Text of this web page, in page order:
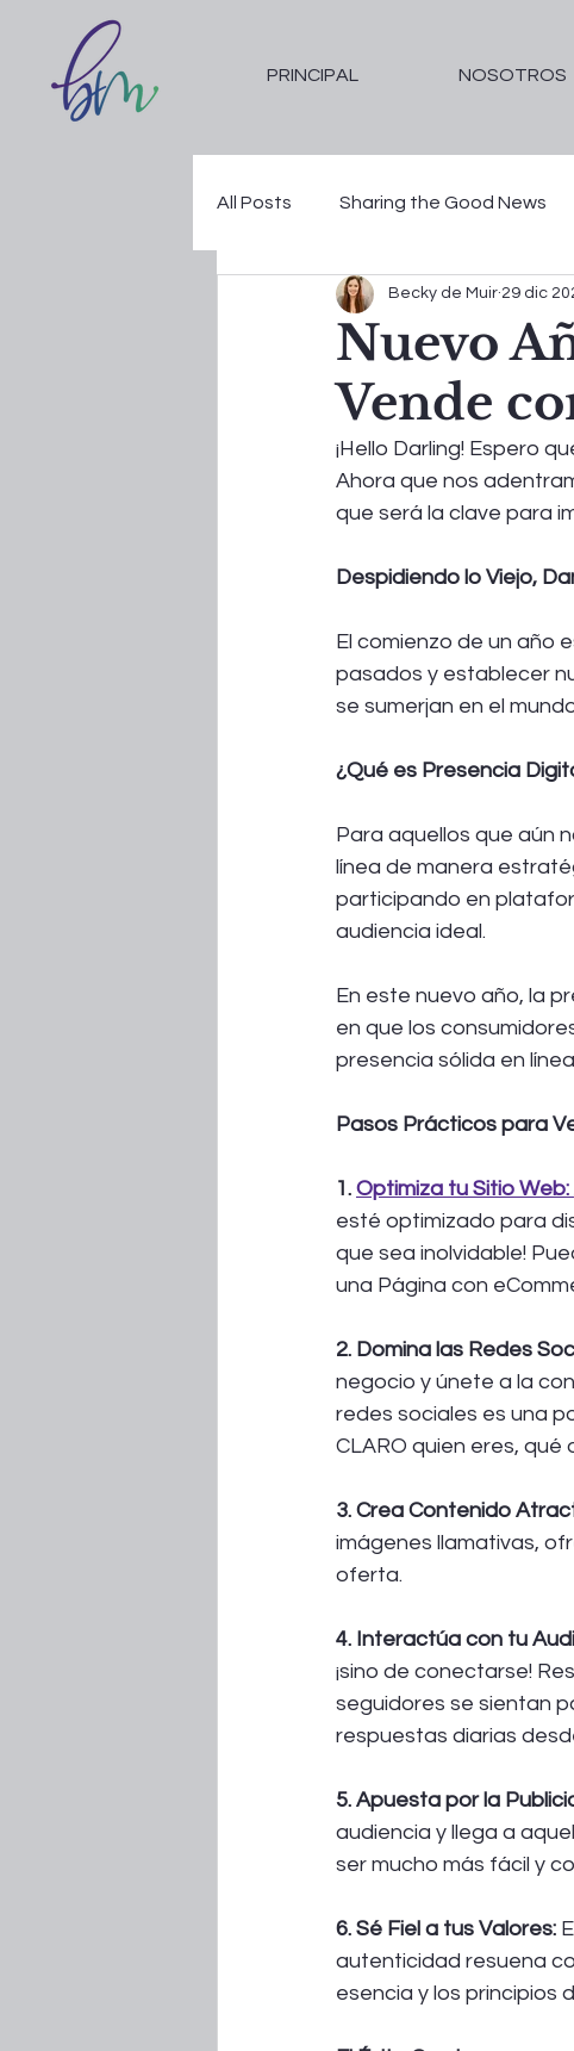
PRINCIPAL NOSOTROS
All Posts Sharing the Good News
Fe en Tiempos Difíciles
Nuevo
Vende
Becky de Muir 29 dic
¡Hello Darling! Espero
Ahora que nos
que será la clave para
Despidiendo lo Viejo,
El comienzo de un año
pasados y establecer
se sumerjan en el
¿Qué es Presencia
Para aquellos que aún
línea de manera
participando en
audiencia ideal.
En este nuevo año, la
en que los
presencia sólida en
Pasos Prácticos para
1. Optimiza tu Sitio Web:
esté optimizado para
que sea inolvidable!
una Página con
2. Domina las Redes
negocio y únete a la
redes sociales es una
CLARO quien eres,
3. Crea Contenido
imágenes llamativas,
oferta.
4. Interactúa con tu
¡sino de conectarse!
seguidores se sientan
respuestas diarias
5. Apuesta por la
audiencia y llega a
ser mucho más fácil y
6. Sé Fiel a tus Valores:
autenticidad resuena
esencia y los principios